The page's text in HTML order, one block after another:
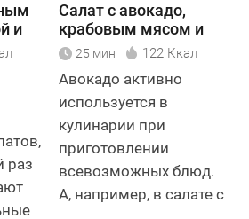
и
раз
Салат с авокадо,
крабовым мясом и
орехами
25 мин 122 Ккал
Авокадо активно
используется в
кулинарии при
приготовлении
всевозможных блюд.
А, например, в салате с